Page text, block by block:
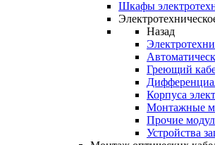
Шкафы
Назад
Греющий
Корпуса
Монтажные
Прочие
Устройства